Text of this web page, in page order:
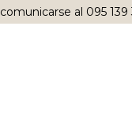
comunicarse al 095 139